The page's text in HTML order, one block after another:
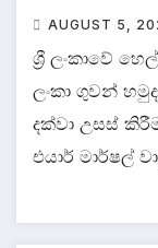
AUGUST 5,
ශ්‍රී ලංකාවේ
ලංකා ගුවන්
දක්වා උසස්
එයාර් මාර්ෂල්